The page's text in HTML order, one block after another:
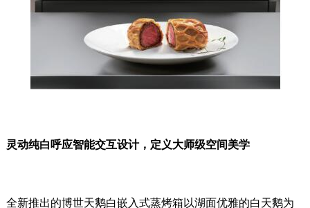
灵动纯白呼应智能交互设计，定义大师级空间美学
全新推出的博世天鹅白嵌入式蒸烤箱以湖面优雅的白天鹅为